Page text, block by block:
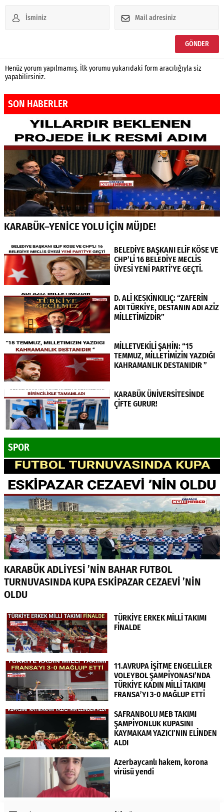
Henüz yorum yapılmamış. İlk yorumu yukarıdaki form aracılığıyla siz
yapabilirsiniz.
SON HABERLER
KARABÜK–YENİCE YOLU İÇİN MÜJDE!
BELEDİYE BAŞKANI ELİF KÖSE VE
CHP’Lİ 16 BELEDİYE MECLİS
ÜYESİ YENİ PARTİ’YE GEÇTİ.
D. ALİ KESKİNKILIÇ: “ZAFERİN
ADI TÜRKİYE, DESTANIN ADI AZİZ
MİLLETİMİZDİR”
MİLLETVEKİLİ ŞAHİN: “15
TEMMUZ, MİLLETİMİZİN YAZDIĞI
KAHRAMANLIK DESTANIDIR ”
KARABÜK ÜNİVERSİTESİNDE
ÇİFTE GURUR!
SPOR
KARABÜK ADLİYESİ ’NİN BAHAR FUTBOL
TURNUVASINDA KUPA ESKİPAZAR CEZAEVİ ’NİN
OLDU
TÜRKİYE ERKEK MİLLİ TAKIMI
FİNALDE
11.AVRUPA İŞİTME ENGELLİLER
VOLEYBOL ŞAMPİYONASI’NDA
TÜRKİYE KADIN MİLLİ TAKIMI
FRANSA’YI 3-0 MAĞLUP ETTİ
SAFRANBOLU MEB TAKIMI
ŞAMPİYONLUK KUPASINI
KAYMAKAM YAZICI’NIN ELİNDEN
ALDI
Azerbaycanlı hakem, korona
virüsü yendi